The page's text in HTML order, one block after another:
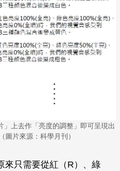
」上去作「亮度的調整」即可呈現出
圖片來源：科學月刊）
來只需要從紅（R）、綠